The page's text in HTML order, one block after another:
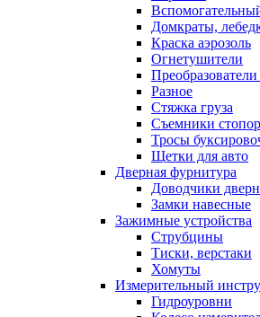
Домкраты,
Краска аэрозоль
Огнетушители
Разное
Стяжка груза
Съемники
Тросы
Щетки для авто
Дверная фурнитура
Доводчики
Замки навесные
Зажимные устройства
Струбцины
Тиски, верстаки
Хомуты
Измерительный
Гидроуровни